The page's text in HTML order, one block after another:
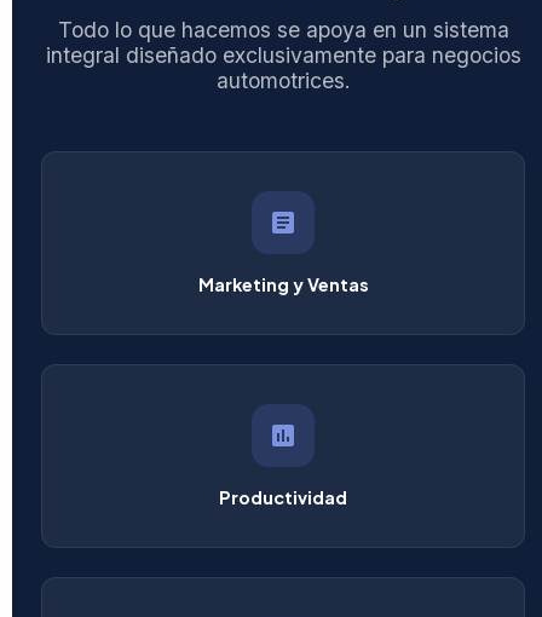
Todo lo que hacemos se apoya en un sistema
integral diseñado exclusivamente para negocios
automotrices.
Marketing y Ventas
Productividad